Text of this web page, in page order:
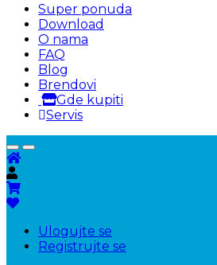
Super ponuda
Download
O nama
FAQ
Blog
Brendovi
Gde kupiti
Servis
Ulogujte se
Registrujte se